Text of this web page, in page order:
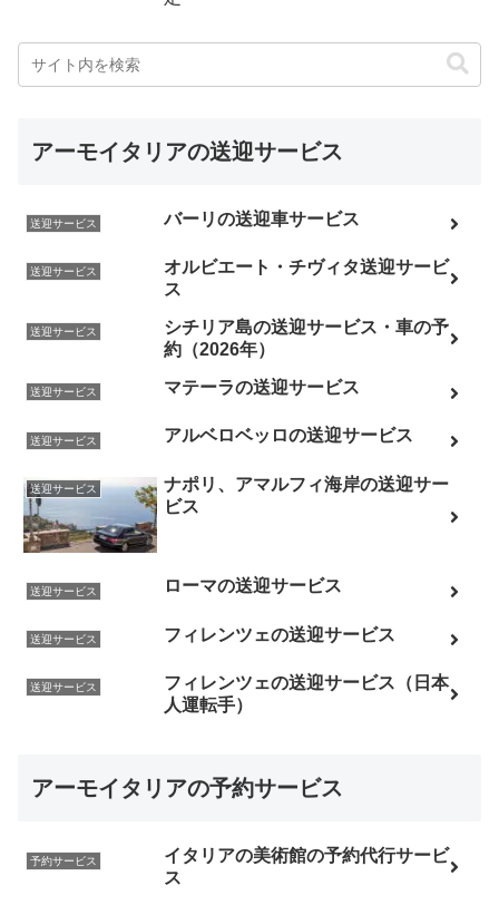
アーモイタリアの送迎サービス
送迎サービス バーリの送迎車サービス
送迎サービス
オルビエート・チヴィタ送迎サービ
ス
送迎サービス
シチリア島の送迎サービス・車の予
約（2026年）
送迎サービス マテーラの送迎サービス
送迎サービス アルベロベッロの送迎サービス
送迎サービス
ナポリ、アマルフィ海岸の送迎サー
ビス
送迎サービス ローマの送迎サービス
送迎サービス フィレンツェの送迎サービス
送迎サービス
フィレンツェの送迎サービス（日本
人運転手）
アーモイタリアの予約サービス
予約サービス
イタリアの美術館の予約代行サービ
ス